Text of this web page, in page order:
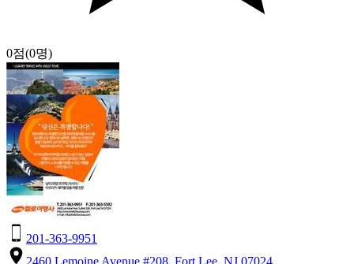
0점(0명)
201-363-9951
2460 Lemoine Avenue #208, Fort Lee, NJ 07024